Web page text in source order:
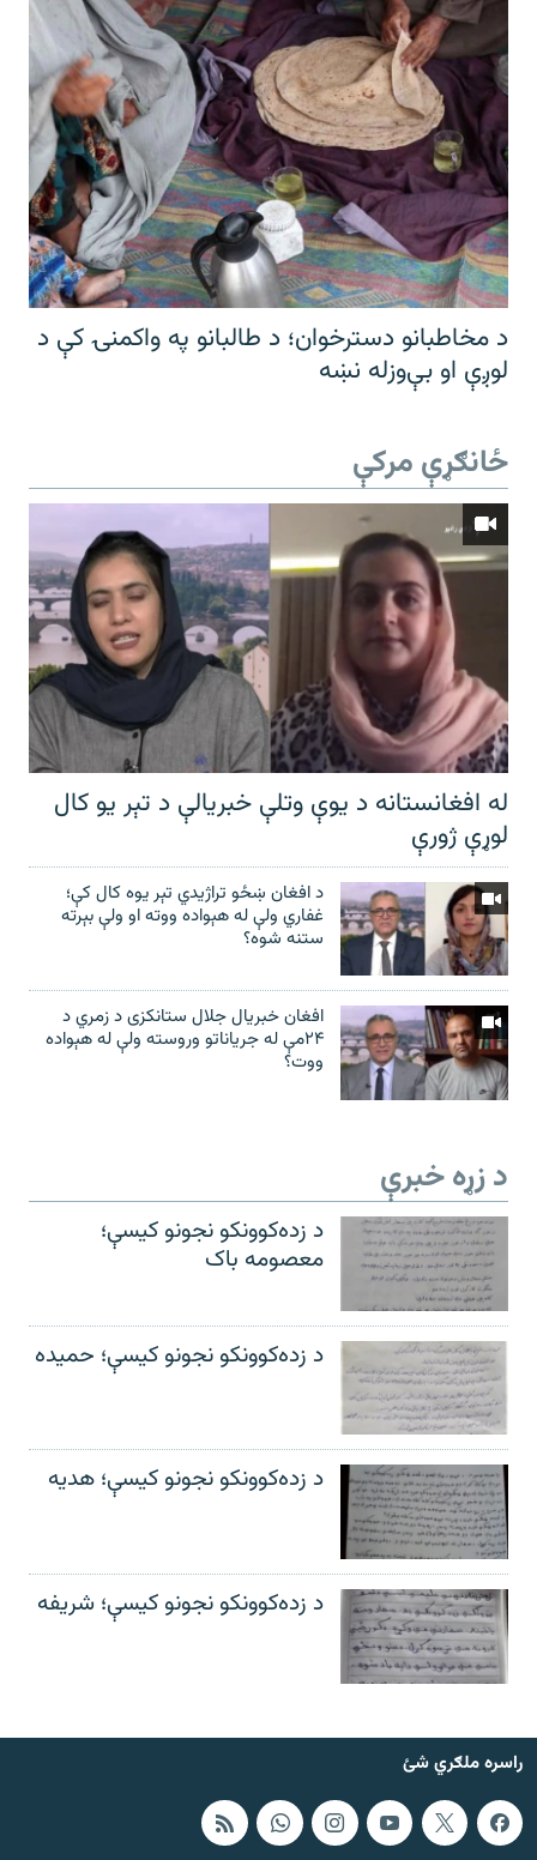
د مخاطبانو دسترخوان؛ د طالبانو په واکمنۍ کې د
لوږې او بې‌وزله نښه
ځانګړې مرکې
له افغانستانه د یوې وتلې خبریالې د تېر يو کال
لوړې ژورې
د افغان ښځو تراژیدي تېر یوه کال کې؛
غفاري ولې له هېواده ووته او ولې بېرته
ستنه شوه؟
افغان خبریال جلال ستانکزی د زمري د
۲۴مې له جریاناتو وروسته ولې له هېواده
ووت؟
د زړه خبرې
د زده‌کوونکو نجونو کیسې؛
معصومه باک
د زده‌کوونکو نجونو کیسې؛ حمیده
د زده‌کوونکو نجونو کیسې؛ هدیه
د زده‌کوونکو نجونو کیسې؛ شریفه
راسره ملګري شئ